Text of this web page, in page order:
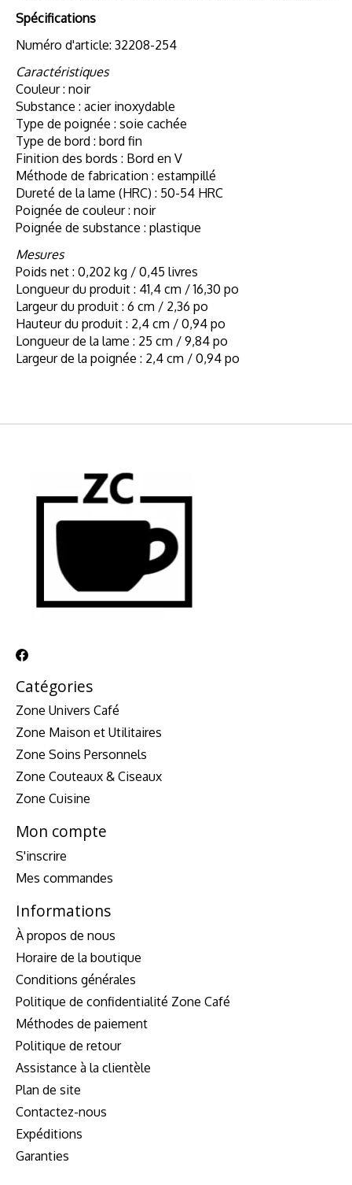
Spécifications
Numéro d'article: 32208-254
Caractéristiques
Couleur : noir
Substance : acier inoxydable
Type de poignée : soie cachée
Type de bord : bord fin
Finition des bords : Bord en V
Méthode de fabrication : estampillé
Dureté de la lame (HRC) : 50-54 HRC
Poignée de couleur : noir
Poignée de substance : plastique
Mesures
Poids net : 0,202 kg / 0,45 livres
Longueur du produit : 41,4 cm / 16,30 po
Largeur du produit : 6 cm / 2,36 po
Hauteur du produit : 2,4 cm / 0,94 po
Longueur de la lame : 25 cm / 9,84 po
Largeur de la poignée : 2,4 cm / 0,94 po
Catégories
Zone Univers Café
Zone Maison et Utilitaires
Zone Soins Personnels
Zone Couteaux & Ciseaux
Zone Cuisine
Mon compte
S'inscrire
Mes commandes
Informations
À propos de nous
Horaire de la boutique
Conditions générales
Politique de confidentialité Zone Café
Méthodes de paiement
Politique de retour
Assistance à la clientèle
Plan de site
Contactez-nous
Expéditions
Garanties